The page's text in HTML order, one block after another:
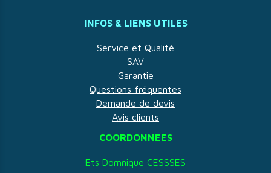
INFOS & LIENS UTILES
Service et Qualité
SAV
Garantie
Questions fréquentes
Demande de devis
Avis clients
COORDONNEES
Ets Domnique CESSSES